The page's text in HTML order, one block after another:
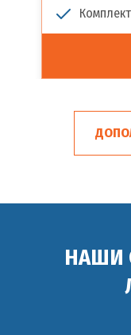
НАШИ